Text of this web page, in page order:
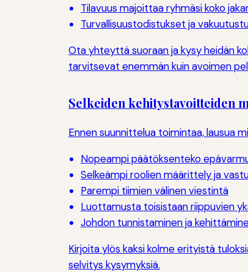
Tilavuus majoittaa ryhmäsi koko
Turvallisuustodistukset ja
Ota yhteyttä suoraan ja kysy heidän
tarvitsevat enemmän kuin avoimen
Selkeiden kehitystavoitteiden
Ennen suunnittelua toimintaa, lausua
Nopeampi päätöksenteko
Selkeämpi roolien määrittely ja
Parempi tiimien välinen viestintä
Luottamusta toisistaan riippuvien
Johdon tunnistaminen ja
Kirjoita ylös kaksi kolme erityistä
selvitys kysymyksiä.